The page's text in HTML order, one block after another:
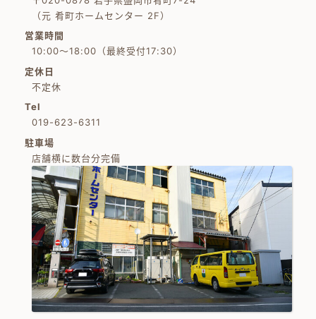
（元 肴町ホームセンター 2F）
営業時間
10:00～18:00（最終受付17:30）
定休日
不定休
Tel
019-623-6311
駐車場
店舗横に数台分完備